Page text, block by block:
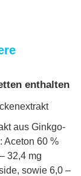
enthalten
aus Ginkgo-
Aceton 60 %
32,4 mg
sowie 6,0 –